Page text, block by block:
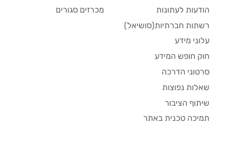
הודעות לעתונות
רשתות חברתיות(סושיאל)
עלוני מידע
חוק חופש המידע
סרטוני הדרכה
שאלות נפוצות
שיתוף הציבור
תמיכה טכנית באתר
מכרזים סגורים